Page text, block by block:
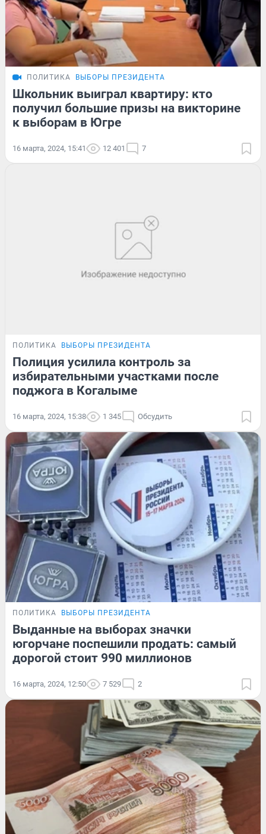
ПОЛИТИКА ВЫБОРЫ ПРЕЗИДЕНТА
Школьник выиграл квартиру: кто
получил большие призы на викторине
к выборам в Югре
16 марта, 2024, 15:41 12 401 7
ПОЛИТИКА ВЫБОРЫ ПРЕЗИДЕНТА
Полиция усилила контроль за
избирательными участками после
поджога в Когалыме
16 марта, 2024, 15:38 1 345 Обсудить
ПОЛИТИКА ВЫБОРЫ ПРЕЗИДЕНТА
Выданные на выборах значки
югорчане поспешили продать: самый
дорогой стоит 990 миллионов
16 марта, 2024, 12:50 7 529 2